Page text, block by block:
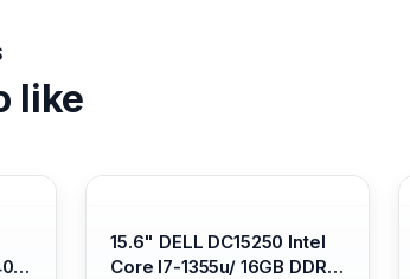
like
15.6" DELL DC15250 Intel
Core I7-1355u/ 16GB DDR4